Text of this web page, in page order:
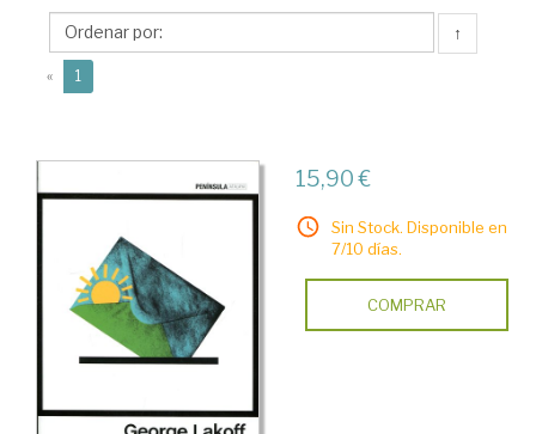
↑
« 1
15,90 €
Sin Stock. Disponible en
7/10 días.
COMPRAR